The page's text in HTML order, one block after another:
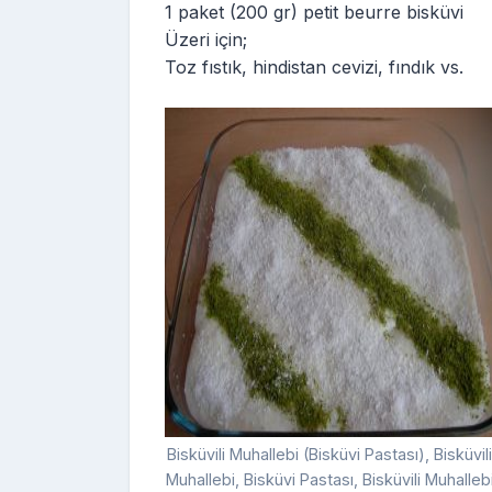
1 paket (200 gr) petit beurre bisküvi
Üzeri için;
Toz fıstık, hindistan cevizi, fındık vs.
Bisküvili Muhallebi (Bisküvi Pastası), Bisküvili
Muhallebi, Bisküvi Pastası, Bisküvili